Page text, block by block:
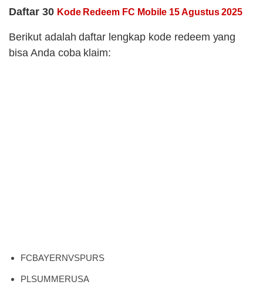
Daftar 30 Kode Redeem FC Mobile 15 Agustus 2025
Berikut adalah daftar lengkap kode redeem yang
bisa Anda coba klaim:
FCBAYERNVSPURS
PLSUMMERUSA